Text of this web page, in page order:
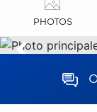
PHOTOS